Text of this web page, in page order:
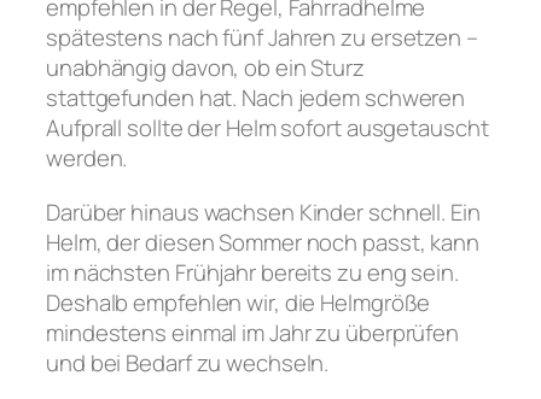
empfehlen in der Regel, Fahrradhelme
spätestens nach fünf Jahren zu ersetzen –
unabhängig davon, ob ein Sturz
stattgefunden hat. Nach jedem schweren
Aufprall sollte der Helm sofort ausgetauscht
werden.
Darüber hinaus wachsen Kinder schnell. Ein
Helm, der diesen Sommer noch passt, kann
im nächsten Frühjahr bereits zu eng sein.
Deshalb empfehlen wir, die Helmgröße
mindestens einmal im Jahr zu überprüfen
und bei Bedarf zu wechseln.